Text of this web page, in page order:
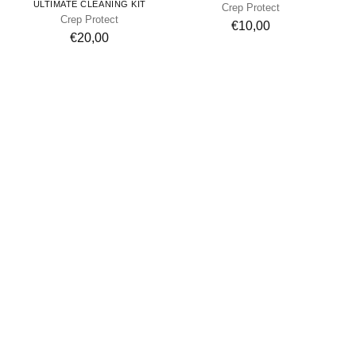
ULTIMATE CLEANING KIT
Crep Protect
€20,00
Crep Protect
€10,00